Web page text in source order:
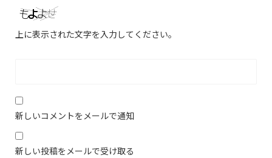
上に表示された文字を入力してください。
新しいコメントをメールで通知
新しい投稿をメールで受け取る